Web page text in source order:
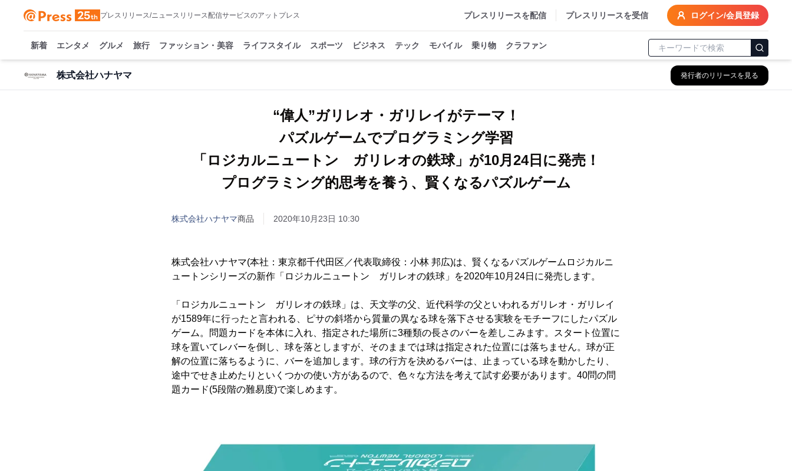
プレスリリース/ニュースリリース配信サービスのアットプレス プレスリリースを配信 プレスリリースを受信 ログイン/会員登録
新着 エンタメ グルメ 旅行 ファッション・美容 ライフスタイル スポーツ ビジネス テック モバイル 乗り物 クラファン
株式会社ハナヤマ 発行者のリリースを見る
“偉人”ガリレオ・ガリレイがテーマ！
パズルゲームでプログラミング学習
「ロジカルニュートン ガリレオの鉄球」が10月24日に発売！
プログラミング的思考を養う、賢くなるパズルゲーム
株式会社ハナヤマ商品 2020年10月23日 10:30
株式会社ハナヤマ(本社：東京都千代田区／代表取締役：小林 邦広)は、賢くなるパズルゲームロジカルニ
ュートンシリーズの新作「ロジカルニュートン ガリレオの鉄球」を2020年10月24日に発売します。
「ロジカルニュートン ガリレオの鉄球」は、天文学の父、近代科学の父といわれるガリレオ・ガリレイ
が1589年に行ったと言われる、ピサの斜塔から質量の異なる球を落下させる実験をモチーフにしたパズル
ゲーム。問題カードを本体に入れ、指定された場所に3種類の長さのバーを差しこみます。スタート位置に
球を置いてレバーを倒し、球を落としますが、そのままでは球は指定された位置には落ちません。球が正
解の位置に落ちるように、バーを追加します。球の行方を決めるバーは、止まっている球を動かしたり、
途中でせき止めたりといくつかの使い方があるので、色々な方法を考えて試す必要があります。40問の問
題カード(5段階の難易度)で楽しめます。